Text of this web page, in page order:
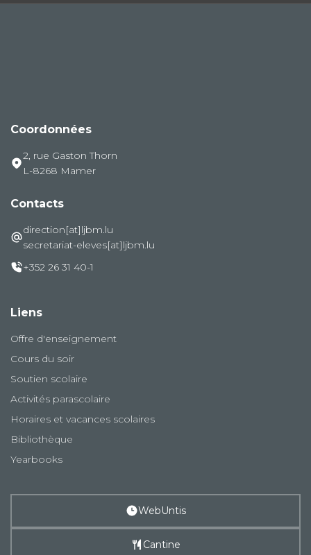
Coordonnées
2, rue Gaston Thorn
L-8268 Mamer
Contacts
direction[at]ljbm.lu
secretariat-eleves[at]ljbm.lu
+352 26 31 40-1
Liens
Offre d'enseignement
Cours du soir
Soutien scolaire
Activités parascolaire
Horaires et vacances scolaires
Bibliothèque
Yearbooks
WebUntis
Cantine